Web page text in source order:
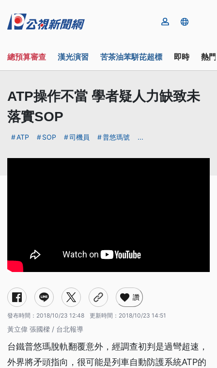
總預算審查 漢光演習 苦茶油苯駢芘超標 即時 熱
ATP操作不當 學者疑人力缺致未
落實SOP
ATP SOP 司機員 普悠瑪號 ...
讚
發布時間： 2018/10/23 12:48 更新時間： 2018/10/23 14:51
黃立偉 張國樑 / 台北報導
台鐵普悠瑪脫軌翻覆意外，經調查初判是過彎超速，
外界將矛頭指向，很可能是列車自動防護系統ATP的